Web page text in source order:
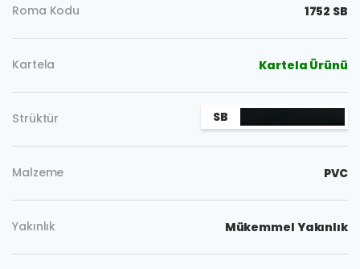
Roma Kodu 1752 SB
Kartela Kartela Ürünü
Strüktür SB
Malzeme PVC
Yakınlık Mükemmel Yakınlık
Kopyala